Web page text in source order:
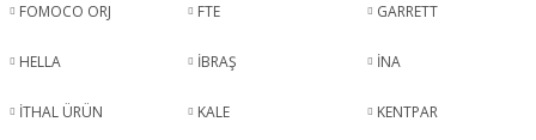
FOMOCO ORJ FTE GARRETT
HELLA İBRAŞ İNA
İTHAL ÜRÜN KALE KENTPAR